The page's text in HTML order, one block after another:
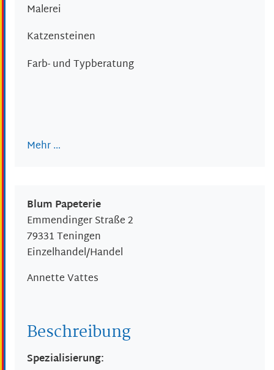
Malerei
Katzensteinen
Farb- und Typberatung
Mehr …
Blum Papeterie
Emmendinger Straße 2
79331Teningen
Einzelhandel/Handel
AnnetteVattes
Beschreibung
Spezialisierung: